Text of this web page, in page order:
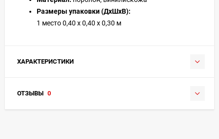
Размеры упаковки (ДхШхВ):
1 место 0,40 х 0,40 х 0,30 м
ХАРАКТЕРИСТИКИ
ОТЗЫВЫ 0